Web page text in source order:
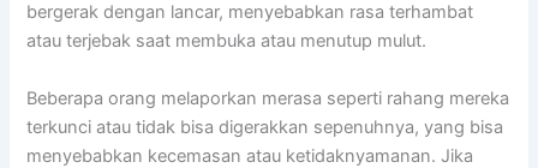
bergerak dengan lancar, menyebabkan rasa terhambat
atau terjebak saat membuka atau menutup mulut.
Beberapa orang melaporkan merasa seperti rahang mereka
terkunci atau tidak bisa digerakkan sepenuhnya, yang bisa
menyebabkan kecemasan atau ketidaknyamanan. Jika